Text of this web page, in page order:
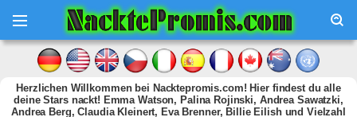
Herzlichen Willkommen bei Nacktepromis.com! Hier findest du alle
deine Stars nackt! Emma Watson, Palina Rojinski, Andrea Sawatzki,
Andrea Berg, Claudia Kleinert, Eva Brenner, Billie Eilish und Vielzahl